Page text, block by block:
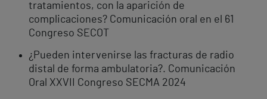
tratamientos, con la aparición de
complicaciones? Comunicación oral en el 61
Congreso SECOT
¿Pueden intervenirse las fracturas de radio
distal de forma ambulatoria?. Comunicación
Oral XXVII Congreso SECMA 2024